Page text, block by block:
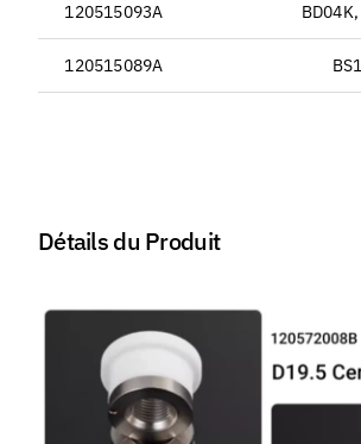
120515093A
120515089A
Détails du Produit